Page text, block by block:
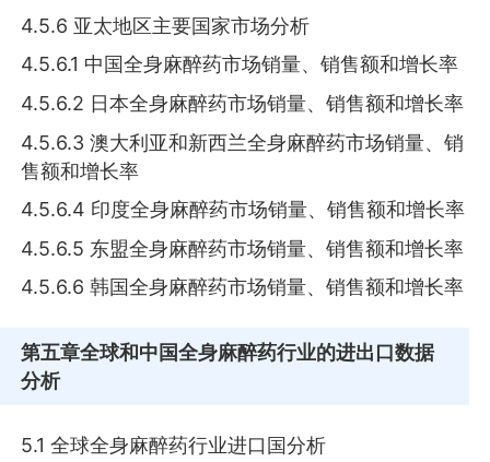
4.5.6 亚太地区主要国家市场分析
4.5.6.1 中国全身麻醉药市场销量、销售额和增长率
4.5.6.2 日本全身麻醉药市场销量、销售额和增长率
4.5.6.3 澳大利亚和新西兰全身麻醉药市场销量、销
售额和增长率
4.5.6.4 印度全身麻醉药市场销量、销售额和增长率
4.5.6.5 东盟全身麻醉药市场销量、销售额和增长率
4.5.6.6 韩国全身麻醉药市场销量、销售额和增长率
第五章全球和中国全身麻醉药行业的进出口数据
分析
5.1 全球全身麻醉药行业进口国分析